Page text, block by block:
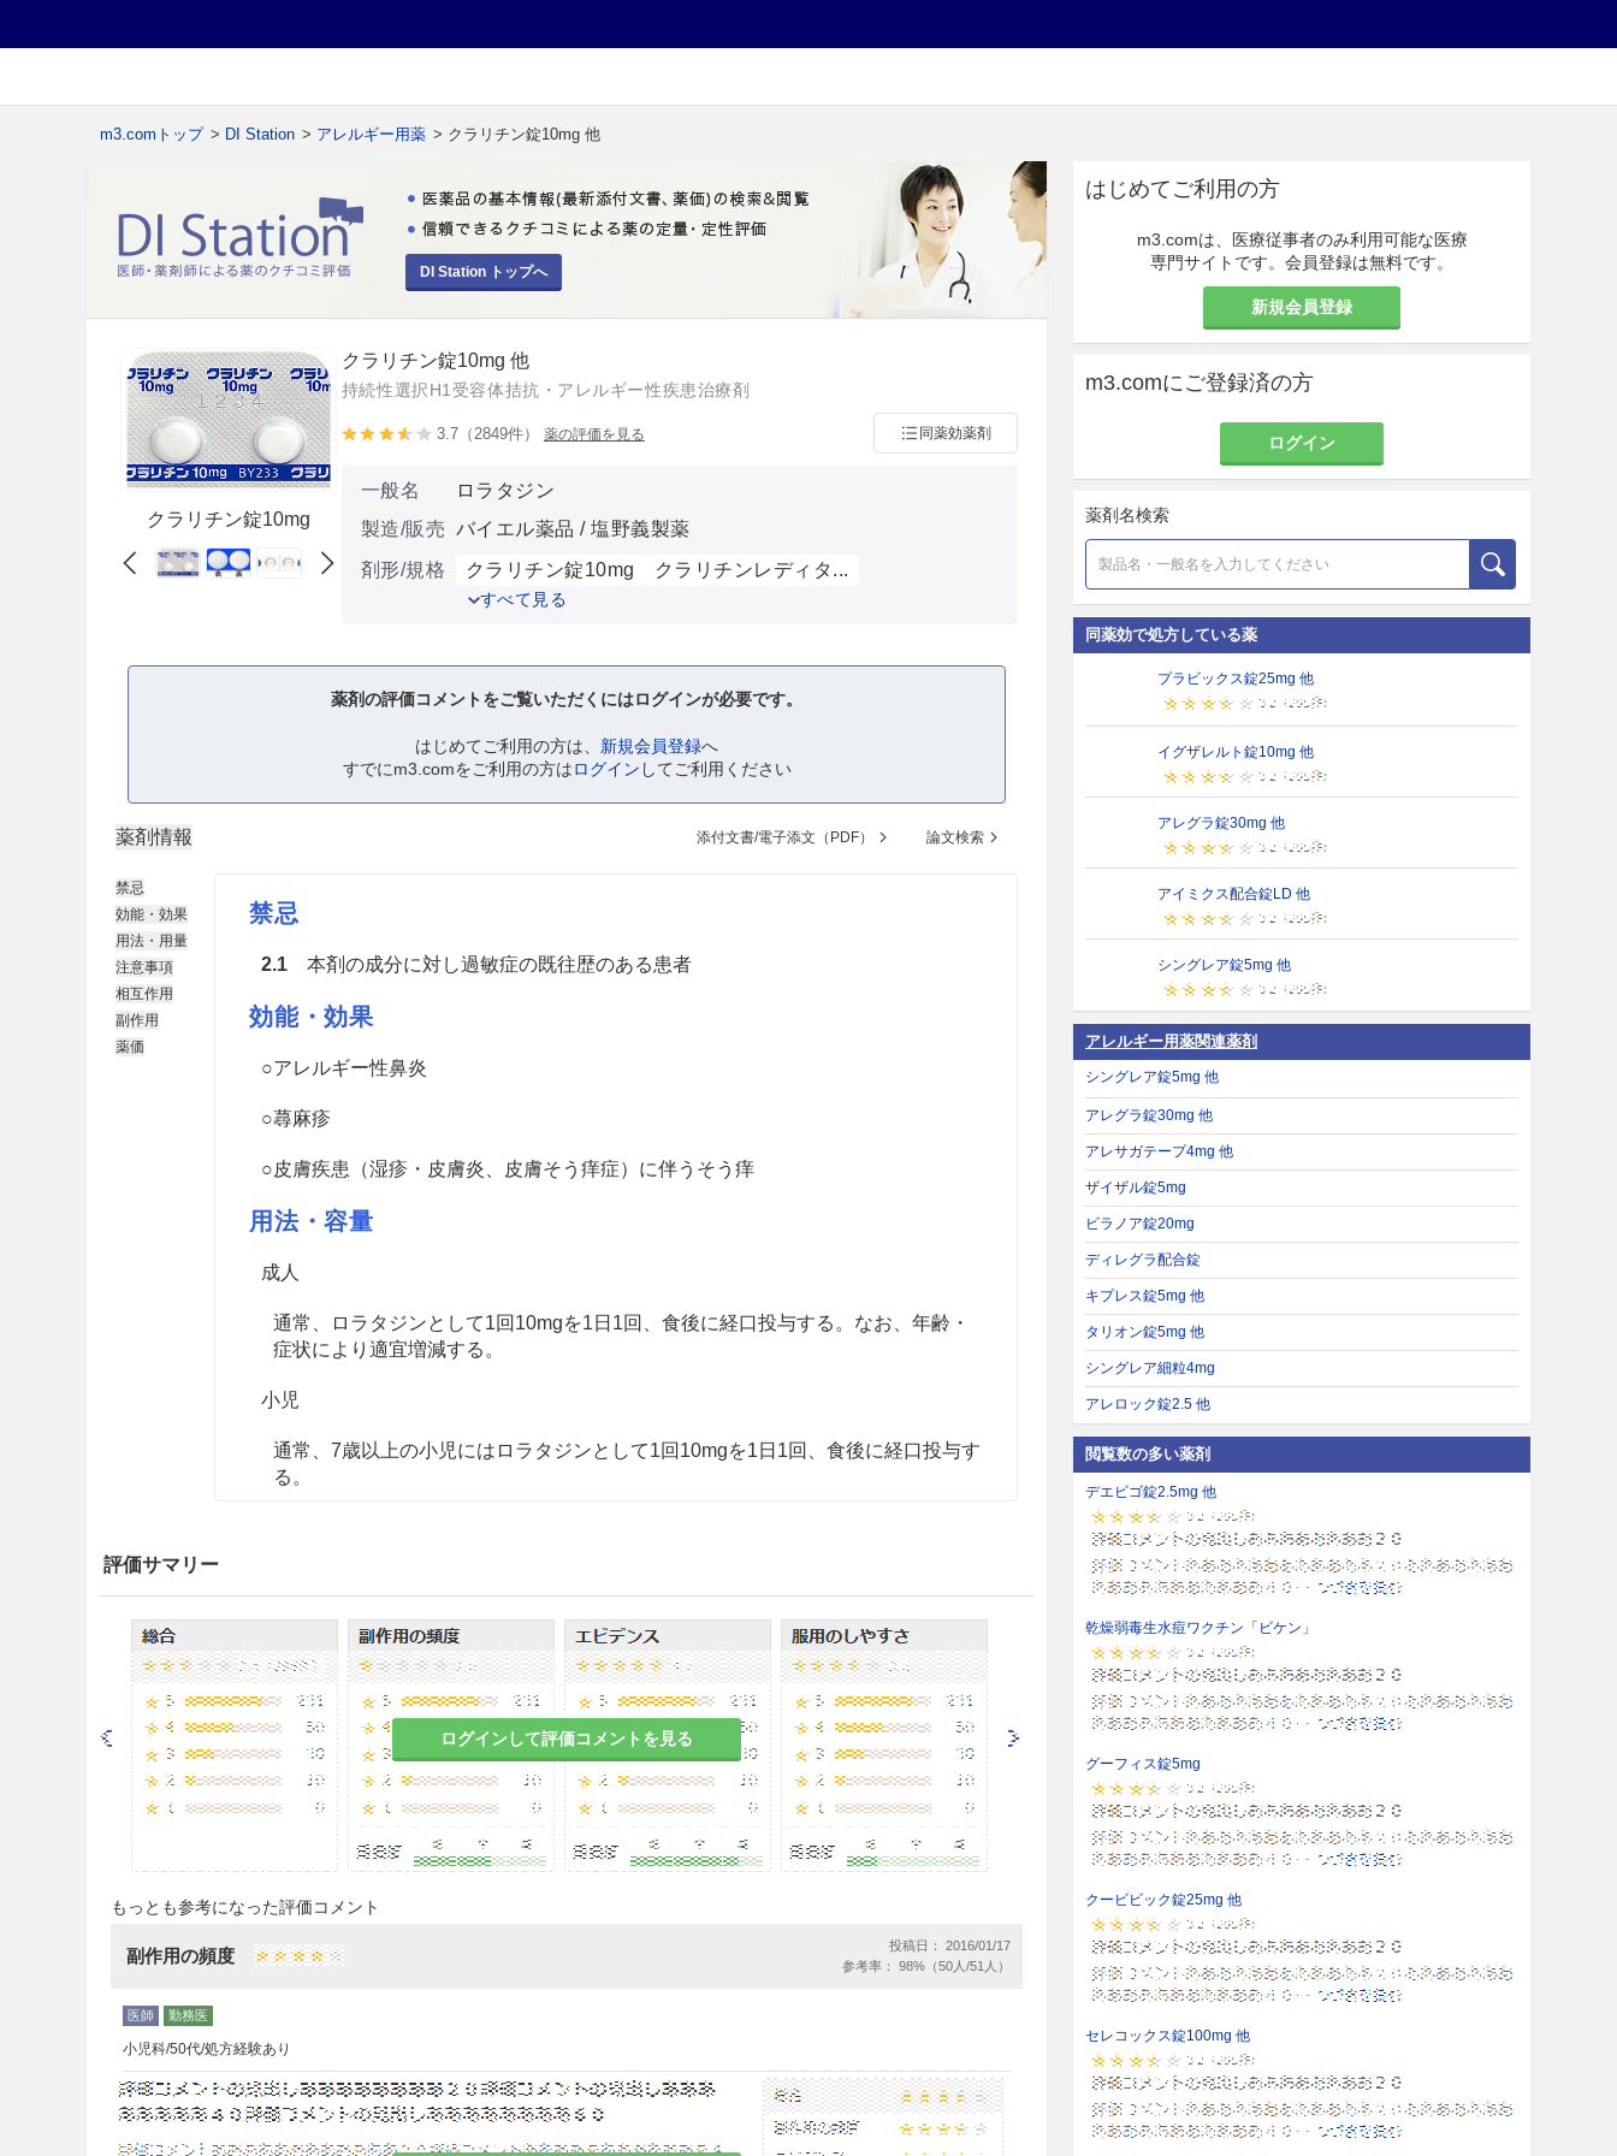
m3.comトップ > DI Station > アレルギー用薬 > クラリチン錠10mg 他
DI Station トップへ
クラリチン錠10mg
クラリチン錠10mg 他
持続性選択H1受容体拮抗・アレルギー性疾患治療剤
3.7（2849件） 薬の評価を見る 同薬効薬剤
一般名
ロラタジン
製造/販売 バイエル薬品 / 塩野義製薬
剤形/規格
クラリチン錠10mg クラリチンレディタ...
すべて見る
薬剤の評価コメントをご覧いただくにはログインが必要です。
はじめてご利用の方は、 新規会員登録へ
すでにm3.comをご利用の方はログイン してご利用ください
薬剤情報 添付文書/電子添文（PDF） 論文検索
禁忌
効能・効果
用法・用量
注意事項
相互作用
副作用
薬価
禁忌
2.1本剤の成分に対し過敏症の既往歴のある患者
効能・効果
○アレルギー性鼻炎
○蕁麻疹
○皮膚疾患（湿疹・皮膚炎、皮膚そう痒症）に伴うそう痒
用法・容量
成人
通常、ロラタジンとして1回10mgを1日1回、食後に経口投与する。なお、年齢・
症状により適宜増減する。
小児
通常、7歳以上の小児にはロラタジンとして1回10mgを1日1回、食後に経口投与す
る。
＜効能共通＞
8.1効果が認められない場合には、漫然と長期にわたり投与しないように注意す
ること。
＜アレルギー性鼻炎＞
8.2
季節性の患者に投与する場合は、好発季節を考えて、その直前から投与を開
始し、好発季節終了時まで続けることが望ましい。
9.1 合併症・既往歴等のある患者
9.2 腎機能障害患者
ロラタジン及び活性代謝物descarboethoxyloratadine（DCL）の血漿中濃度が上昇
するおそれがある。［16.6.1参照］
評価サマリー
ログインして評価コメントを見る
もっとも参考になった評価コメント
副作用の頻度
投稿日： 2016/01/17
参考率： 98%（50人/51人）
小児科/50代/処方経験あり
はじめてご利用の方
m3.comは、医療従事者のみ利用可能な医療
専門サイトです。会員登録は無料です。
新規会員登録
m3.comにご登録済の方
ログイン
薬剤名検索
同薬効で処方している薬
プラビックス錠25mg 他
イグザレルト錠10mg 他
アレグラ錠30mg 他
アイミクス配合錠LD 他
シングレア錠5mg 他
アレルギー用薬関連薬剤
シングレア錠5mg 他
アレグラ錠30mg 他
アレサガテープ4mg 他
ザイザル錠5mg
ビラノア錠20mg
ディレグラ配合錠
キプレス錠5mg 他
タリオン錠5mg 他
シングレア細粒4mg
アレロック錠2.5 他
閲覧数の多い薬剤
デエビゴ錠2.5mg 他
乾燥弱毒生水痘ワクチン「ビケン」
グーフィス錠5mg
クービビック錠25mg 他
セレコックス錠100mg 他